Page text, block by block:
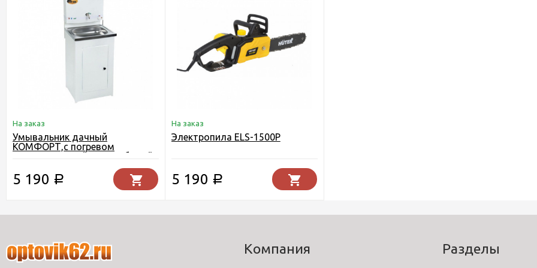
На заказ
Умывальник дачный
КОМФОРТ,с погревом
пластикова мойка,цвет белый
5 190 Р
На заказ
Электропила ELS-1500P
5 190 Р
Компания Разделы